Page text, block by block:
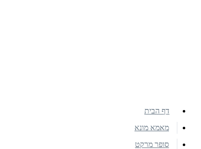
דף הבית
מאמא מונא
סופר מרקט